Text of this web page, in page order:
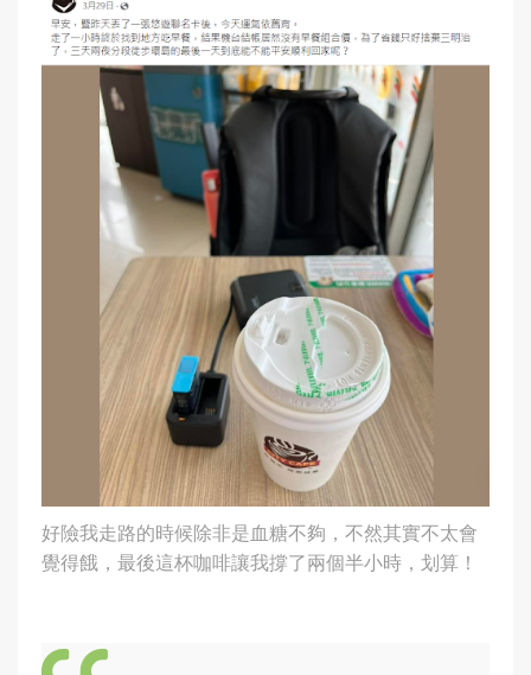
好險我走路的時候除非是血糖不夠，不然其實不太會
覺得餓，最後這杯咖啡讓我撐了兩個半小時，划算！